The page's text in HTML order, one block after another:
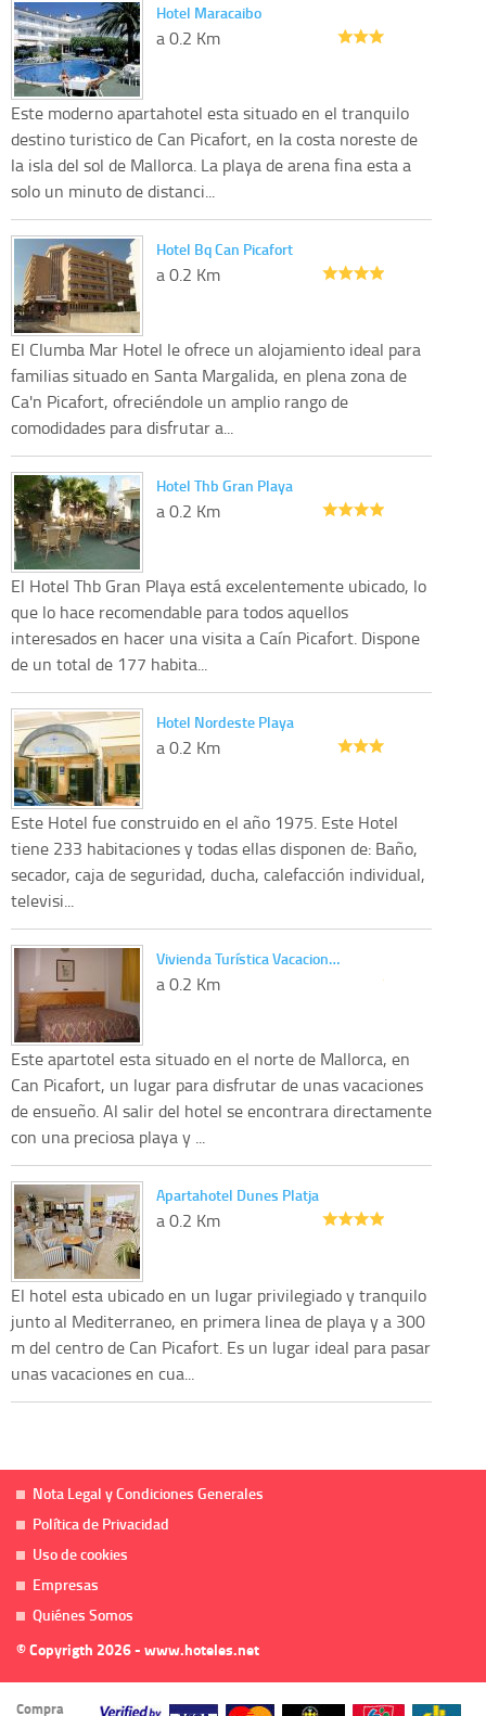
Hotel Maracaibo
a 0.2 Km
Este moderno apartahotel esta situado en el tranquilo
destino turistico de Can Picafort, en la costa noreste de
la isla del sol de Mallorca. La playa de arena fina esta a
solo un minuto de distanci...
Hotel Bq Can Picafort
a 0.2 Km
El Clumba Mar Hotel le ofrece un alojamiento ideal para
familias situado en Santa Margalida, en plena zona de
Ca'n Picafort, ofreciéndole un amplio rango de
comodidades para disfrutar a...
Hotel Thb Gran Playa
a 0.2 Km
El Hotel Thb Gran Playa está excelentemente ubicado, lo
que lo hace recomendable para todos aquellos
interesados en hacer una visita a Caín Picafort. Dispone
de un total de 177 habita...
Hotel Nordeste Playa
a 0.2 Km
Este Hotel fue construido en el año 1975. Este Hotel
tiene 233 habitaciones y todas ellas disponen de: Baño,
secador, caja de seguridad, ducha, calefacción individual,
televisi...
Vivienda Turística Vacacion…
a 0.2 Km
Este apartotel esta situado en el norte de Mallorca, en
Can Picafort, un lugar para disfrutar de unas vacaciones
de ensueño. Al salir del hotel se encontrara directamente
con una preciosa playa y ...
Apartahotel Dunes Platja
a 0.2 Km
El hotel esta ubicado en un lugar privilegiado y tranquilo
junto al Mediterraneo, en primera linea de playa y a 300
m del centro de Can Picafort. Es un lugar ideal para pasar
unas vacaciones en cua...
Nota Legal y Condiciones Generales
Política de Privacidad
Uso de cookies
Empresas
Quiénes Somos
© Copyrigth 2026 - www.hoteles.net
Compra